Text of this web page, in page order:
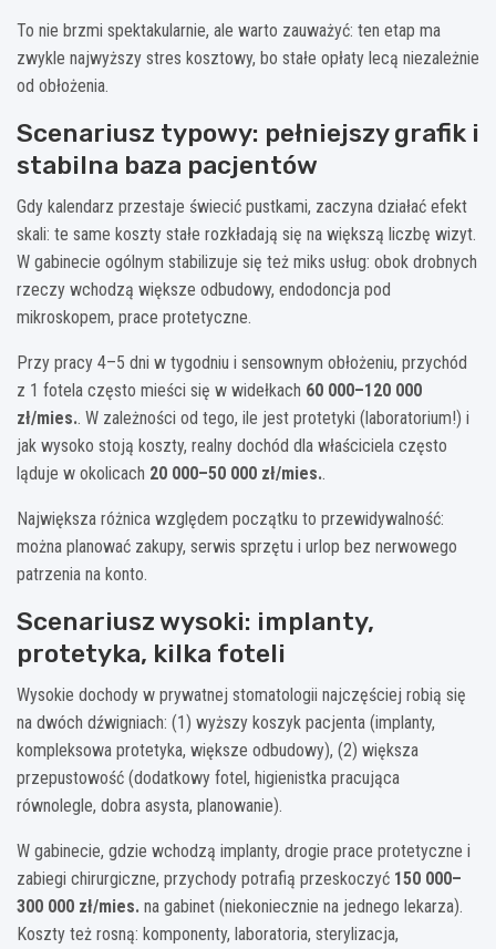
To nie brzmi spektakularnie, ale warto zauważyć: ten etap ma
zwykle najwyższy stres kosztowy, bo stałe opłaty lecą niezależnie
od obłożenia.
Scenariusz typowy: pełniejszy grafik i
stabilna baza pacjentów
Gdy kalendarz przestaje świecić pustkami, zaczyna działać efekt
skali: te same koszty stałe rozkładają się na większą liczbę wizyt.
W gabinecie ogólnym stabilizuje się też miks usług: obok drobnych
rzeczy wchodzą większe odbudowy, endodoncja pod
mikroskopem, prace protetyczne.
Przy pracy 4–5 dni w tygodniu i sensownym obłożeniu, przychód
z 1 fotela często mieści się w widełkach 60 000–120 000
zł/mies.. W zależności od tego, ile jest protetyki (laboratorium!) i
jak wysoko stoją koszty, realny dochód dla właściciela często
ląduje w okolicach 20 000–50 000 zł/mies..
Największa różnica względem początku to przewidywalność:
można planować zakupy, serwis sprzętu i urlop bez nerwowego
patrzenia na konto.
Scenariusz wysoki: implanty,
protetyka, kilka foteli
Wysokie dochody w prywatnej stomatologii najczęściej robią się
na dwóch dźwigniach: (1) wyższy koszyk pacjenta (implanty,
kompleksowa protetyka, większe odbudowy), (2) większa
przepustowość (dodatkowy fotel, higienistka pracująca
równolegle, dobra asysta, planowanie).
W gabinecie, gdzie wchodzą implanty, drogie prace protetyczne i
zabiegi chirurgiczne, przychody potrafią przeskoczyć 150 000–
300 000 zł/mies. na gabinet (niekoniecznie na jednego lekarza).
Koszty też rosną: komponenty, laboratoria, sterylizacja,